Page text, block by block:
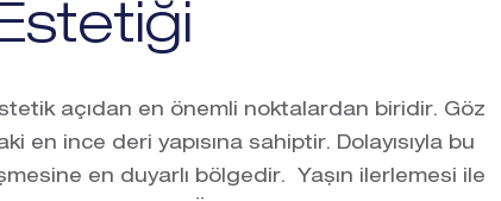
açıdan en önemli noktalardan biridir. Göz
en ince deri yapısına sahiptir. Dolayısıyla bu
en duyarlı bölgedir. Yaşın ilerlemesi ile